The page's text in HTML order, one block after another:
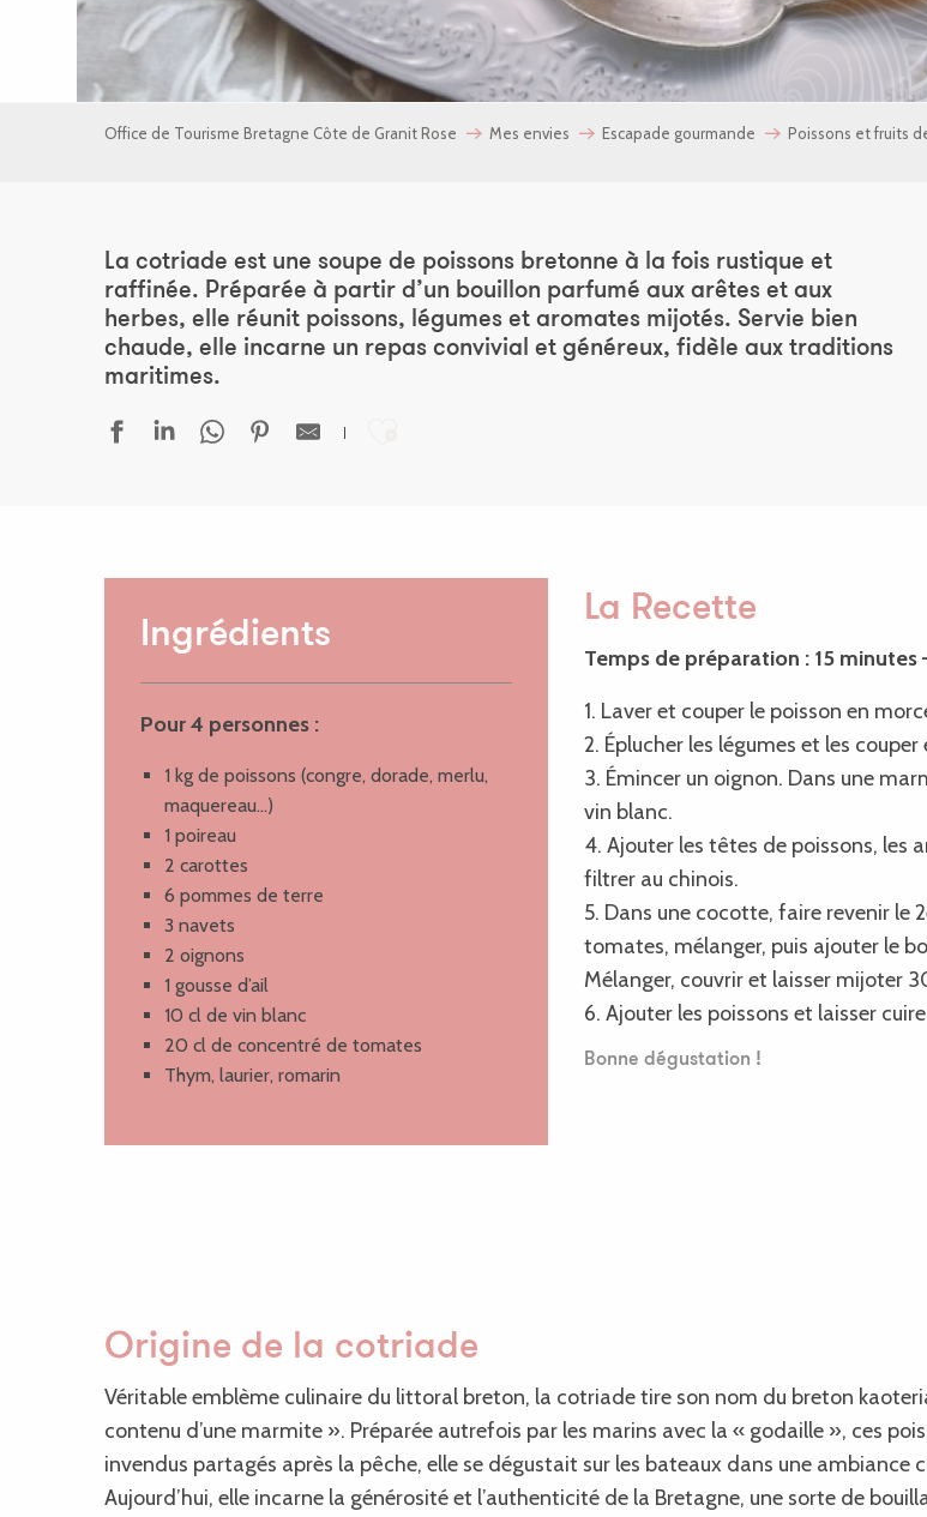
Office de Tourisme Bretagne Côte de Granit Rose Mes envies Escapade gourmande Poissons et fruits
La cotriade est une soupe de poissons bretonne à la fois rustique et
raffinée. Préparée à partir d’un bouillon parfumé aux arêtes et aux
herbes, elle réunit poissons, légumes et aromates mijotés. Servie bien
chaude, elle incarne un repas convivial et généreux, fidèle aux traditions
maritimes.
Ingrédients
Pour 4 personnes :
1 kg de poissons (congre, dorade, merlu,
maquereau…)
1 poireau
2 carottes
6 pommes de terre
3 navets
2 oignons
1 gousse d’ail
10 cl de vin blanc
20 cl de concentré de tomates
Thym, laurier, romarin
La Recette
Temps de préparation : 15 minutes
1. Laver et couper le poisson en
2. Éplucher les légumes et les
3. Émincer un oignon. Dans une
vin blanc.
4. Ajouter les têtes de poissons, les
filtrer au chinois.
5. Dans une cocotte, faire revenir le
tomates, mélanger, puis ajouter le
Mélanger, couvrir et laisser mijoter
6. Ajouter les poissons et laisser
Bonne dégustation !
Origine de la cotriade
Véritable emblème culinaire du littoral breton, la cotriade tire son nom du breton
contenu d’une marmite ». Préparée autrefois par les marins avec la « godaille », ces
invendus partagés après la pêche, elle se dégustait sur les bateaux dans une ambiance
Aujourd’hui, elle incarne la générosité et l’authenticité de la Bretagne, une sorte de